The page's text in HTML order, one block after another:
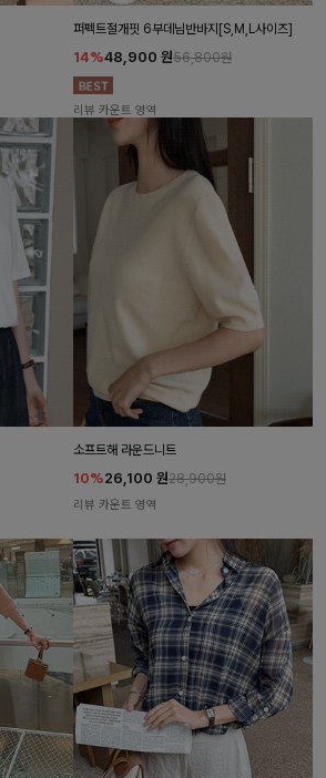
퍼펙트절개핏 6부데님반바지[S,M,L사이즈]
14%48,900 원56,800원
리뷰 카운트 영역
소프트해 라운드니트
10%26,100 원28,900원
리뷰 카운트 영역